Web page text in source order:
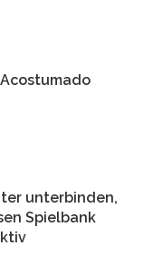
unterbinden,
Spielbank